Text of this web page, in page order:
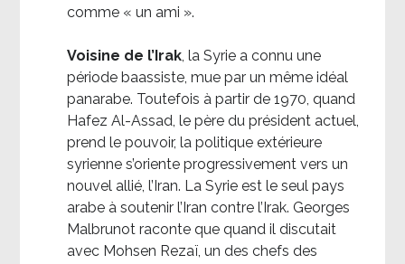
comme « un ami ».
Voisine de l’Irak, la Syrie a connu une
période baassiste, mue par un même idéal
panarabe. Toutefois à partir de 1970, quand
Hafez Al-Assad, le père du président actuel,
prend le pouvoir, la politique extérieure
syrienne s’oriente progressivement vers un
nouvel allié, l’Iran. La Syrie est le seul pays
arabe à soutenir l’Iran contre l’Irak. Georges
Malbrunot raconte que quand il discutait
avec Mohsen Rezaï, un des chefs des